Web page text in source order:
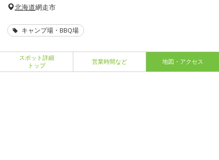
北海道網走市
キャンプ場・BBQ場
スポット詳細
トップ
営業時間など 地図・アクセス